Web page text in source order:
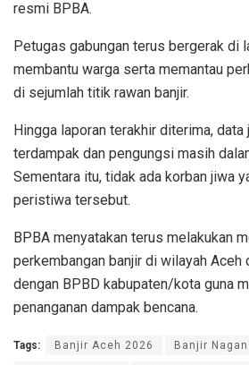
resmi BPBA.
Petugas gabungan terus bergerak di
membantu warga serta memantau
di sejumlah titik rawan banjir.
Hingga laporan terakhir diterima, data
terdampak dan pengungsi masih
Sementara itu, tidak ada korban jiwa
peristiwa tersebut.
BPBA menyatakan terus melakukan
perkembangan banjir di wilayah Aceh
dengan BPBD kabupaten/kota guna
penanganan dampak bencana.
Tags: Banjir Aceh 2026 Banjir Nagan